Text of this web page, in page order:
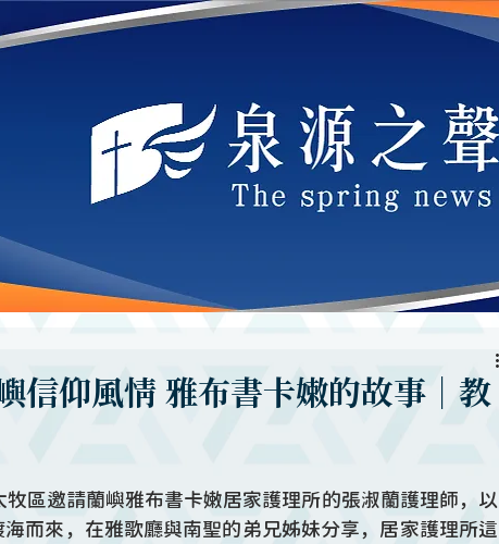
信仰風情 雅布書卡嫩的故事｜教
區邀請蘭嶼雅布書卡嫩居家護理所的張淑蘭護理師，以
而來，在雅歌廳與南聖的弟兄姊妹分享，居家護理所這